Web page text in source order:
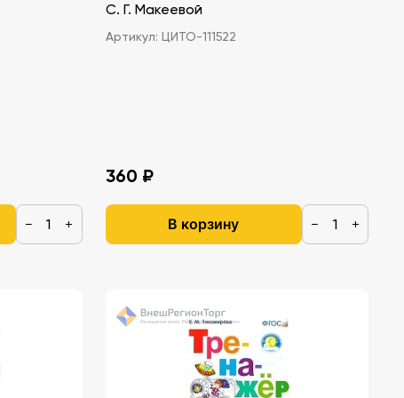
− +
С. Г. Макеевой
Артикул: ЦИТО-111522
360 ₽
В корзину − +